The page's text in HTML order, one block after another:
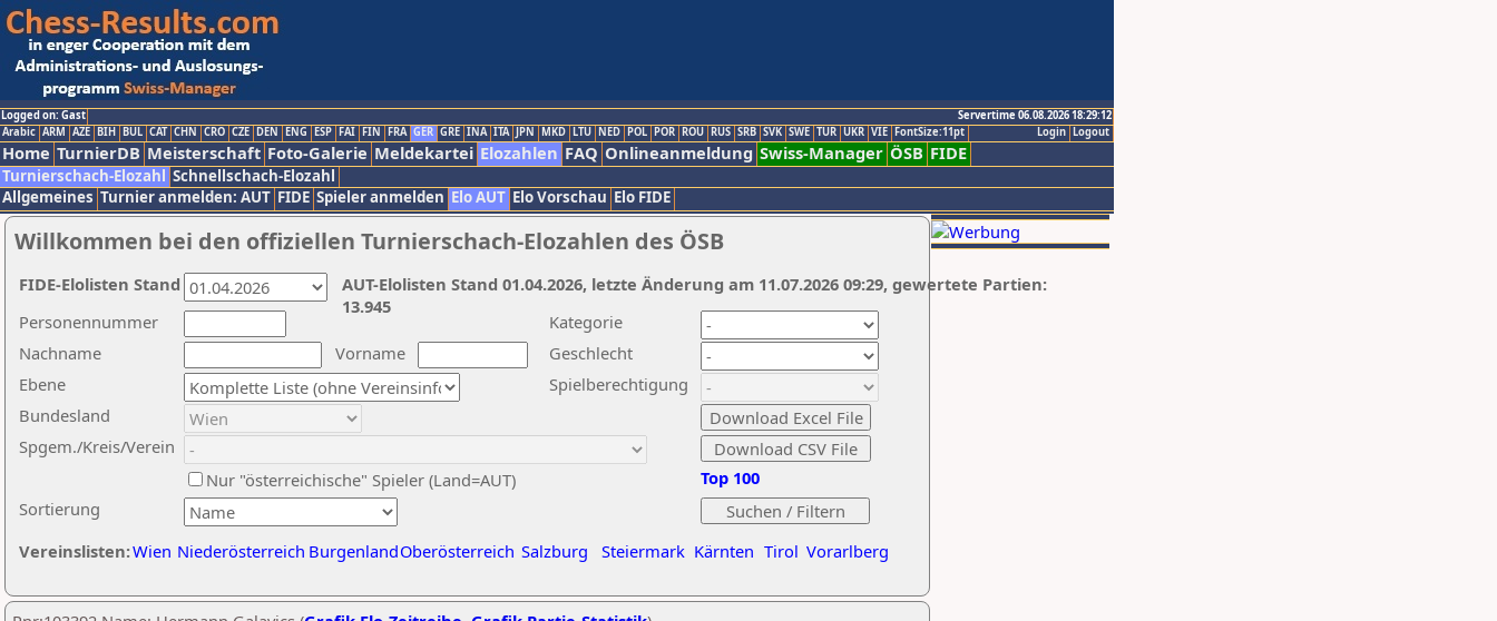
Logged on: Gast
Servertime 06.08.2026 18:29:12
Logout
Login
Arabic ARM AZE BIH BUL CAT CHN CRO CZE DEN ENG ESP FAI FIN FRA GER GRE INA ITA JPN MKD LTU NED POL POR ROU RUS SRB SVK SWE TUR UKR VIE FontSize:11pt
Home TurnierDB Meisterschaft Foto-Galerie Meldekartei Elozahlen FAQ Onlineanmeldung Swiss-Manager ÖSB FIDE
Turnierschach-Elozahl Schnellschach-Elozahl
Allgemeines Turnier anmelden: AUT FIDE Spieler anmelden Elo AUT Elo Vorschau Elo FIDE
Willkommen bei den offiziellen Turnierschach-Elozahlen des ÖSB
Nachname
Vorname
Ebene
Kategorie
Sortierung
Personennummer
Bundesland
Spgem./Kreis/Verein
Geschlecht
Nur "österreichische" Spieler (Land=AUT)
Spielberechtigung
Vereinslisten:Wien Niederösterreich BurgenlandOberösterreich Salzburg Steiermark Kärnten Tirol Vorarlberg
Top 100
AUT-Elolisten Stand 01.04.2026, letzte Änderung am 11.07.2026 09:29, gewertete Partien:
13.945
FIDE-Elolisten Stand